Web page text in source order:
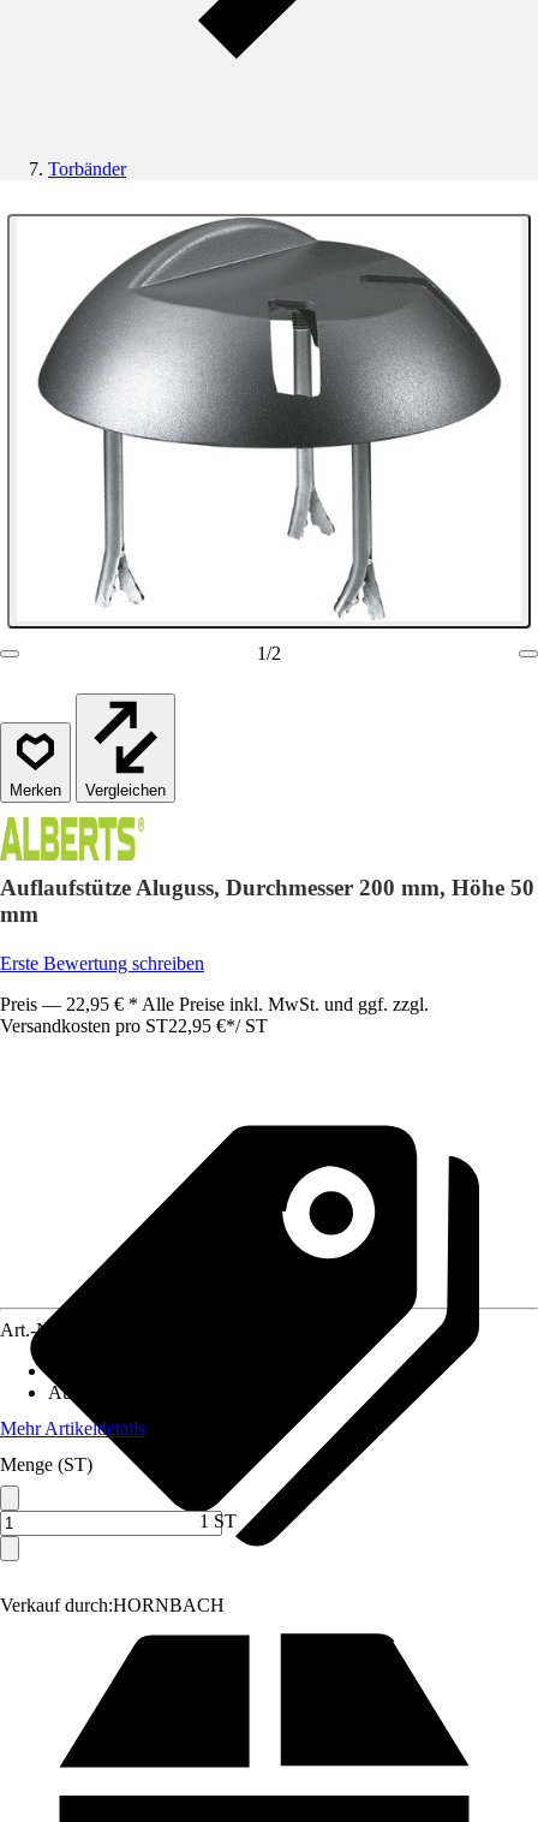
Torbänder
1/2
Vergleichen
Auflaufstütze Aluguss, Durchmesser 200 mm, Höhe 50
mm
Erste Bewertung schreiben
Preis — 22,95 € * Alle Preise inkl. MwSt. und ggf. zzgl.
Versandkosten pro ST22,95 €*/ ST
Verkauf durch:HORNBACH
Art.-Nr.
Ausführung
Mehr Artikeldetails
Menge (ST)
1 ST